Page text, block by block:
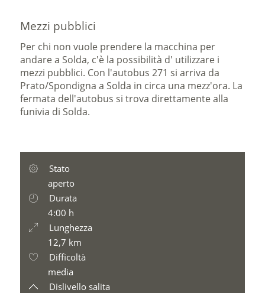
Mezzi pubblici
Per chi non vuole prendere la macchina per
andare a Solda, c'è la possibilità d' utilizzare i
mezzi pubblici. Con l'autobus 271 si arriva da
Prato/Spondigna a Solda in circa una mezz'ora. La
fermata dell'autobus si trova direttamente alla
funivia di Solda.
Stato
aperto
Durata
4:00 h
Lunghezza
12,7 km
Difficoltà
media
Dislivello salita